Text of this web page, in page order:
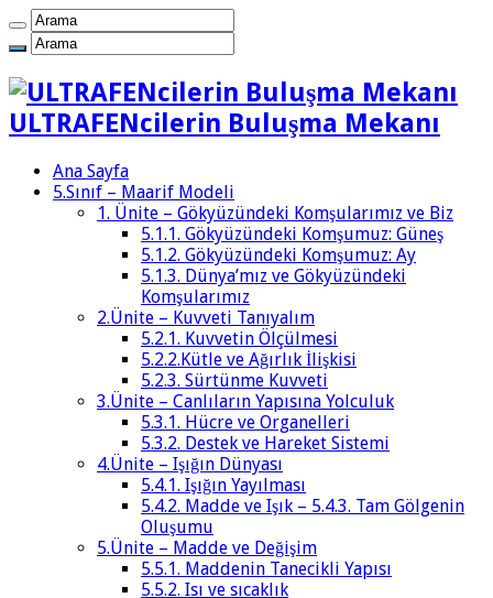
ULTRAFENcilerin Buluşma Mekanı
Ana Sayfa
5.Sınıf – Maarif Modeli
1. Ünite – Gökyüzündeki Komşularımız ve Biz
5.1.1. Gökyüzündeki Komşumuz: Güneş
5.1.2. Gökyüzündeki Komşumuz: Ay
5.1.3. Dünya’mız ve Gökyüzündeki
Komşularımız
2.Ünite – Kuvveti Tanıyalım
5.2.1. Kuvvetin Ölçülmesi
5.2.2.Kütle ve Ağırlık İlişkisi
5.2.3. Sürtünme Kuvveti
3.Ünite – Canlıların Yapısına Yolculuk
5.3.1. Hücre ve Organelleri
5.3.2. Destek ve Hareket Sistemi
4.Ünite – Işığın Dünyası
5.4.1. Işığın Yayılması
5.4.2. Madde ve Işık – 5.4.3. Tam Gölgenin
Oluşumu
5.Ünite – Madde ve Değişim
5.5.1. Maddenin Tanecikli Yapısı
5.5.2. Isı ve sıcaklık